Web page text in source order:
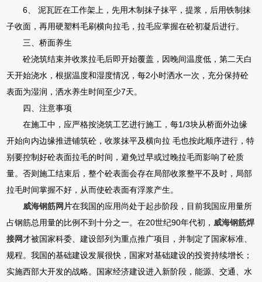
6、 泥瓦匠在工作架上，先用木制抹子抹平，提浆，后用铁制抹
子收面，再用硬塑料毛刷横向拉毛，拉毛应掌握在砼初凝后进行。
三、桥面养生
砼浇筑结束并收浆拉毛后即开始覆盖，因晚间温度低，第二天白
天开始浇水，根据温度和湿度情况，每2小时洒水一次，充分保持砼
表面为湿润，洒水养生时间至少7天。
四、注意事项
在施工中，应严格按浇筑工艺进行施工，每1/3块从桥面外边缘
开始向内边缘推进铺筑砼，收浆抹平及横向拉 毛也按此顺序进行，特
别要控制好砼表面拉毛的时间，避免过早或过晚拉毛而影响了砼质
量。否则施工结束后，整个砼表面会存在局部收浆整平不及时，局部
拉毛时间掌握不好，从而使砼表面有浮浆产生。
威海钢筋网片在我国的应用尚处于起步阶段，目前我国应用量所
占钢筋总用量的比例不到十分之一。在20世纪90年代初， 威海钢筋焊
接网才被国家科委、建设部列为重点推广项目，并制定了国家标准、
规程。我国的基础建设发展很快，国家对基础建设的投资持续增长；
实施西部大开发的战略。国家经济建设进入新阶段，能源、交通、水